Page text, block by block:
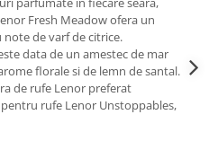
Fresh Meadow ofera un
de varf de citrice.
data de un amestec de mar
florale si de lemn de santal.
de rufe Lenor preferat
rufe Lenor Unstoppables,